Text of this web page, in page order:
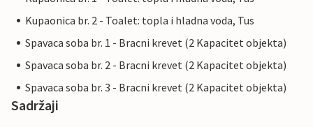
Kupaonica br. 2 - Toalet: topla i hladna voda, Tus
Spavaca soba br. 1 - Bracni krevet (2 Kapacitet objekta)
Spavaca soba br. 2 - Bracni krevet (2 Kapacitet objekta)
Spavaca soba br. 3 - Bracni krevet (2 Kapacitet objekta)
Sadržaji